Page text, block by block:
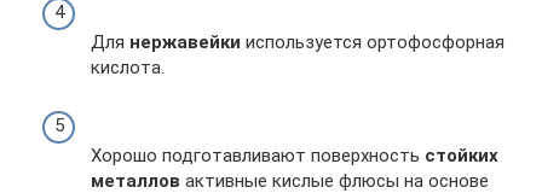
Для нержавейки используется ортофосфорная
кислота.
Хорошо подготавливают поверхность стойких
металлов активные кислые флюсы на основе